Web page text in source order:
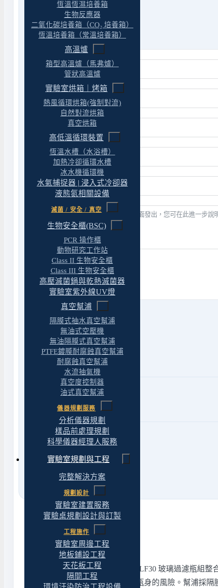
恆溫恆濕培養箱
生物反應器
二氧化碳培養箱（CO₂ 培養箱）
恆溫培養箱（常溫培養箱）
高溫爐
箱型高溫爐（馬弗爐）
管狀高溫爐
實驗室烘箱｜烤箱
熱風循環烘箱(強制對流)
自然對流烘箱
真空烘箱
高低溫循環裝置
恆溫水槽（水浴槽）
加熱冷卻循環水槽
冰水機循環機
水氣捕捉器 | 浸入式冷卻器
液態氮相關設備
滅菌 / 安全 / 真空
生物安全櫃(BSC)
PCR 操作櫃
動物研究工作站
Class II 生物安全櫃
Class III 生物安全櫃
高壓滅菌鍋與乾熱滅菌器
實驗室紫外線UV燈
真空幫浦
隔膜式抽水真空幫浦
無油式空壓機
無油隔膜式真空幫浦
PTFE鍍膜耐腐蝕真空幫浦
耐腐蝕真空幫浦
水流抽氣機
真空度控制器
油式真空幫浦
儀器規劃服務
分析儀器規劃
樣品前處理規劃
科學儀器經理人服務
實驗室規劃與工程
完整解決方案
規劃設計
實驗室建置服務
實驗桌規劃設計與訂製
工程施作
實驗室周邊工程
地板鋪設工程
天花板工程
隔間工程
送出表單
Phone
市話04 22439623
傳真 04 22430827
Mail
Client@yt-technology.com
yuantuotech1@gmail.com
網路
官方LINE@469mcfzt
Facebook 專頁請點此
產品定位與適用情境
Lafil 300-LF30 是把真空幫浦與 LF30 玻璃過濾瓶組
台固定廢液瓶,降低操作時碰倒瓶身的風險。幫浦採